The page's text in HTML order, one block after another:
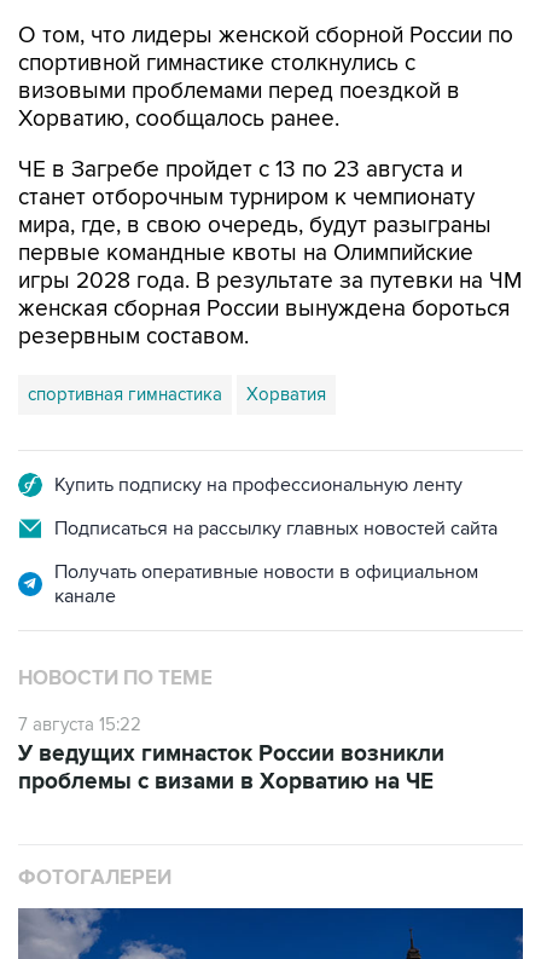
О том, что лидеры женской сборной России по
спортивной гимнастике столкнулись с
визовыми проблемами перед поездкой в
Хорватию, сообщалось ранее.
ЧЕ в Загребе пройдет с 13 по 23 августа и
станет отборочным турниром к чемпионату
мира, где, в свою очередь, будут разыграны
первые командные квоты на Олимпийские
игры 2028 года. В результате за путевки на ЧМ
женская сборная России вынуждена бороться
резервным составом.
спортивная гимнастика Хорватия
Купить подписку на профессиональную ленту
Подписаться на рассылку главных новостей сайта
Получать оперативные новости в официальном
канале
НОВОСТИ ПО ТЕМЕ
7 августа 15:22
У ведущих гимнасток России возникли
проблемы с визами в Хорватию на ЧЕ
ФОТОГАЛЕРЕИ